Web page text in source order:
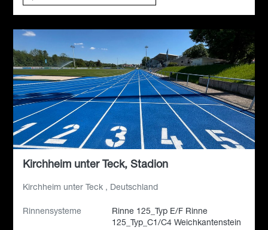
Kirchheim unter Teck, Stadion
Kirchheim unter Teck , Deutschland
Rinnensysteme
Rinne 125_Typ E/F Rinne
125_Typ_C1/C4 Weichkantenstein